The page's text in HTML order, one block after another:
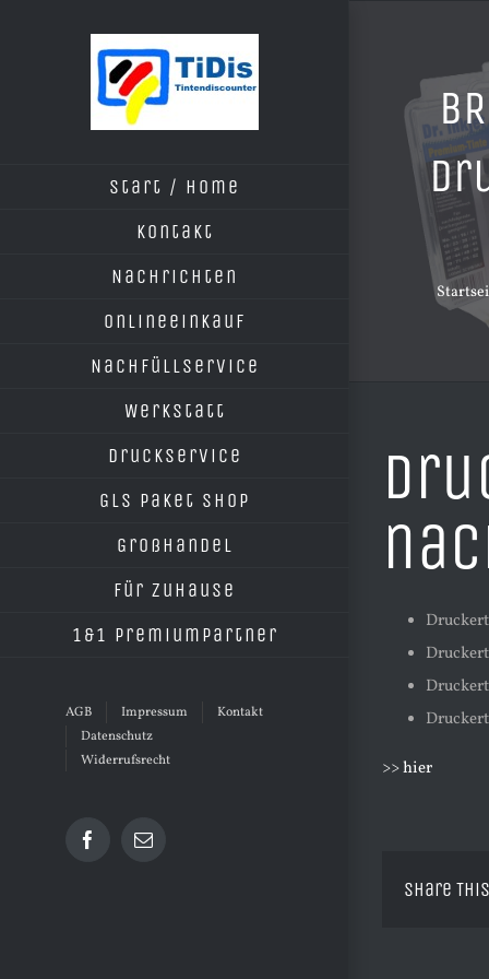
Start / Home
Kontakt
Nachrichten
Onlineeinkauf
Nachfüllservice
Werkstatt
Druckservice
GLS Paket Shop
Großhandel
Für Zuhause
1&1 Premiumpartner
AGB Impressum
Kontakt
Datenschutz
Widerrufsrecht
Facebook
E-
>> hier
Share